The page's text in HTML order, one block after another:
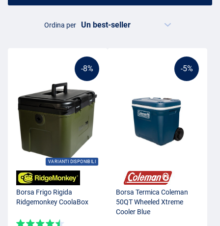
Ordina per
-8%
VARIANTI DISPONIBILI
Borsa Frigo Rigida
Ridgemonkey CoolaBox
-5%
Borsa Termica Coleman
50QT Wheeled Xtreme
Cooler Blue